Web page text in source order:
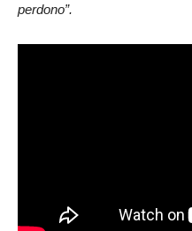
perdono”.